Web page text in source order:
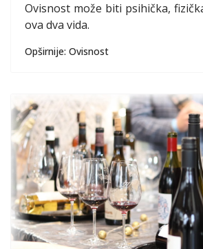
Ovisnost može biti psihička,
ova dva vida.
Opširnije: Ovisnost